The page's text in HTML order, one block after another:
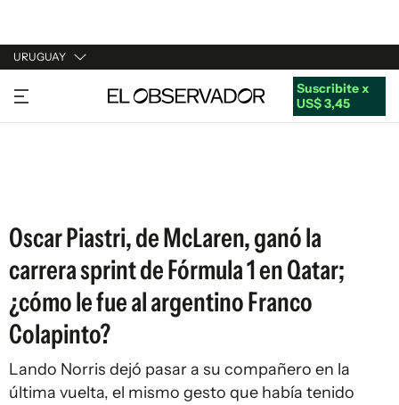
URUGUAY
URUGUAY
ARGENTINA
Suscribite x
US$ 3,45
Oscar Piastri, de McLaren, ganó la
carrera sprint de Fórmula 1 en Qatar;
¿cómo le fue al argentino Franco
Colapinto?
Lando Norris dejó pasar a su compañero en la
última vuelta, el mismo gesto que había tenido